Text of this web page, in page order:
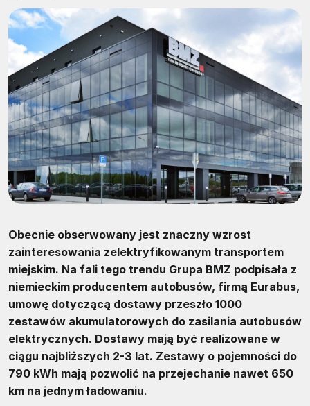
Obecnie obserwowany jest znaczny wzrost
zainteresowania zelektryfikowanym transportem
miejskim. Na fali tego trendu Grupa BMZ podpisała z
niemieckim producentem autobusów, firmą Eurabus,
umowę dotyczącą dostawy przeszło 1000
zestawów akumulatorowych do zasilania autobusów
elektrycznych. Dostawy mają być realizowane w
ciągu najbliższych 2-3 lat. Zestawy o pojemności do
790 kWh mają pozwolić na przejechanie nawet 650
km na jednym ładowaniu.